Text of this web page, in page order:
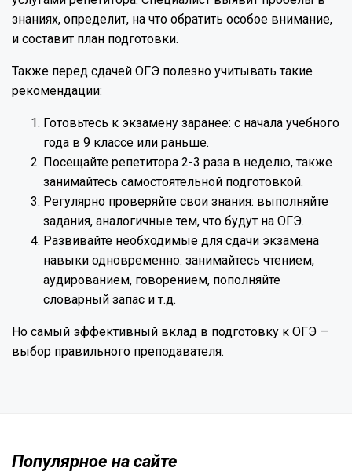
знаниях, определит, на что обратить особое внимание,
и составит план подготовки.
Также перед сдачей ОГЭ полезно учитывать такие
рекомендации:
Готовьтесь к экзамену заранее: с начала учебного
года в 9 классе или раньше.
Посещайте репетитора 2-3 раза в неделю, также
занимайтесь самостоятельной подготовкой.
Регулярно проверяйте свои знания: выполняйте
задания, аналогичные тем, что будут на ОГЭ.
Развивайте необходимые для сдачи экзамена
навыки одновременно: занимайтесь чтением,
аудированием, говорением, пополняйте
словарный запас и т.д.
Но самый эффективный вклад в подготовку к ОГЭ —
выбор правильного преподавателя.
Популярное на сайте